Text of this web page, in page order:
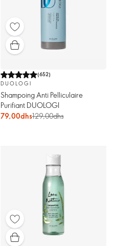
(652)
DUOLOGI
Shampoing Anti Pelliculaire
Purifiant DUOLOGI
79,00dhs129,00dhs